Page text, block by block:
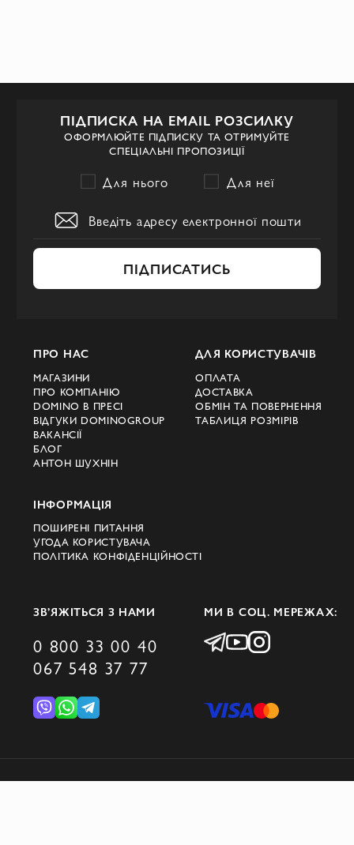
ПІДПИСКА НА EMAIL РОЗСИЛКУ
ОФОРМЛЮЙТЕ ПІДПИСКУ ТА ОТРИМУЙТЕ
СПЕЦІАЛЬНІ ПРОПОЗИЦІЇ
Для нього Для неї
ПІДПИСАТИСЬ
ПРО НАС
МАГАЗИНИ
ПРО КОМПАНІЮ
DOMINO В ПРЕСІ
ВІДГУКИ DOMINOGROUP
ВАКАНСІЇ
БЛОГ
АНТОН ШУХНІН
ДЛЯ КОРИСТУВАЧІВ
ОПЛАТА
ДОСТАВКА
ОБМІН ТА ПОВЕРНЕННЯ
ТАБЛИЦЯ РОЗМІРІВ
ІНФОРМАЦІЯ
ПОШИРЕНІ ПИТАННЯ
УГОДА КОРИСТУВАЧА
ПОЛІТИКА КОНФІДЕНЦІЙНОСТІ
ЗВ’ЯЖІТЬСЯ З НАМИ
0 800 33 00 40
067 548 37 77
МИ В СОЦ. МЕРЕЖАХ:
© 2026 DOMINO GROUP